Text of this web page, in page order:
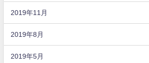
2019年11月
2019年8月
2019年5月